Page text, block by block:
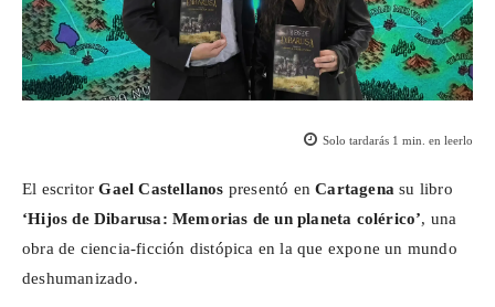
Solo tardarás 1 min. en leerlo
El escritorGael Castellanos presentó enCartagena su libro
‘Hijos de Dibarusa: Memorias de un planeta colérico’, una
obra de ciencia-ficción distópica en la que expone un mundo
deshumanizado.